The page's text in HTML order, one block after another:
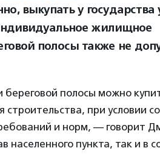
выкупать у государства
жилищное
полосы также не
полосы можно
строительства, при условии
и норм, — говорит
пункта, так и в